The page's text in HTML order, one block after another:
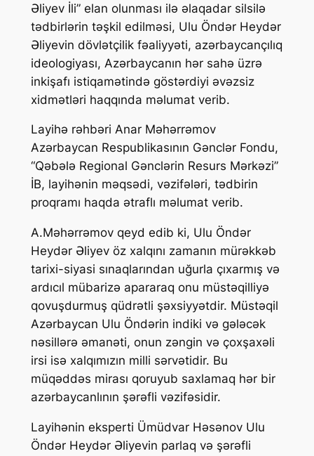
Əliyev İli” elan olunması ilə əlaqadar silsilə
tədbirlərin təşkil edilməsi, Ulu Öndər Heydər
Əliyevin dövlətçilik fəaliyyəti, azərbaycançılıq
ideologiyası, Azərbaycanın hər sahə üzrə
inkişafı istiqamətində göstərdiyi əvəzsiz
xidmətləri haqqında məlumat verib.
Layihə rəhbəri Anar Məhərrəmov
Azərbaycan Respublikasının Gənclər Fondu,
“Qəbələ Regional Gənclərin Resurs Mərkəzi”
İB, layihənin məqsədi, vəzifələri, tədbirin
proqramı haqda ətraflı məlumat verib.
A.Məhərrəmov qeyd edib ki, Ulu Öndər
Heydər Əliyev öz xalqını zamanın mürəkkəb
tarixi-siyasi sınaqlarından uğurla çıxarmış və
ardıcıl mübarizə apararaq onu müstəqilliyə
qovuşdurmuş qüdrətli şəxsiyyətdir. Müstəqil
Azərbaycan Ulu Öndərin indiki və gələcək
nəsillərə əmanəti, onun zəngin və çoxşaxəli
irsi isə xalqımızın milli sərvətidir. Bu
müqəddəs mirası qoruyub saxlamaq hər bir
azərbaycanlının şərəfli vəzifəsidir.
Layihənin eksperti Ümüdvar Həsənov Ulu
Öndər Heydər Əliyevin parlaq və şərəfli